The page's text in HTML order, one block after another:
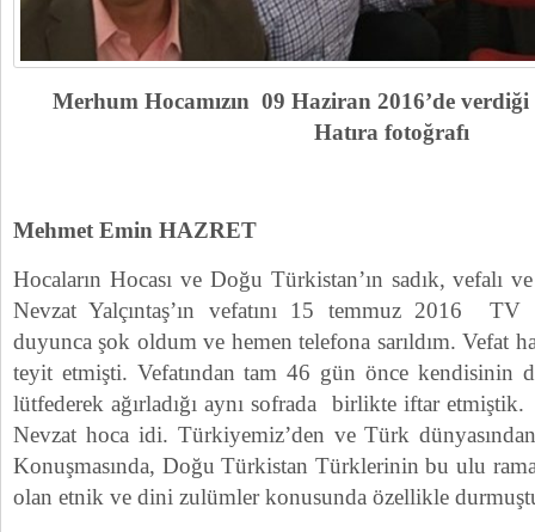
Merhum Hocamızın 09 Haziran 2016’de
Hatıra fotoğrafı
Mehmet Emin HAZRET
Hocaların Hocası ve Doğu Türkistan’ın sadık, vefalı
Nevzat Yalçıntaş’ın vefatını 15 temmuz 2016 TV
duyunca şok oldum ve hemen telefona sarıldım. Vefat
teyit etmişti. Vefatından tam 46 gün önce kendisinin
lütfederek ağırladığı aynı sofrada birlikte iftar
Nevzat hoca idi. Türkiyemiz’den ve Türk
Konuşmasında, Doğu Türkistan Türklerinin bu ulu
olan etnik ve dini zulümler konusunda özellikle